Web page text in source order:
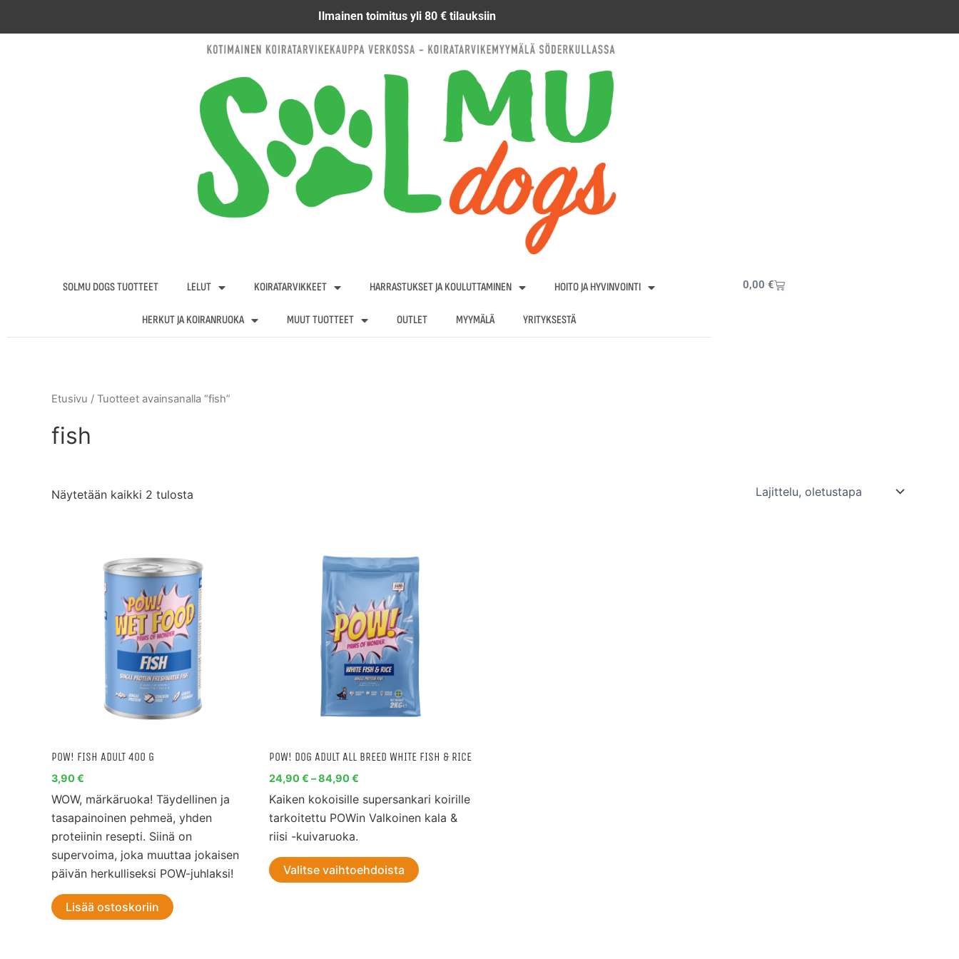
Ilmainen toimitus yli 80 € tilauksiin
SOLMU DOGS TUOTTEET LELUT KOIRATARVIKKEET HARRASTUKSET JA KOULUTTAMINEN HOITO JA HYVINVOINTI
HERKUT JA KOIRANRUOKA MUUT TUOTTEET OUTLET MYYMÄLÄ YRITYKSESTÄ
0,00 €Cart
Etusivu / Tuotteet avainsanalla “fish”
fish
Näytetään kaikki 2 tulosta
POW! FISH ADULT 400 G
3,90€
WOW, märkäruoka! Täydellinen ja
tasapainoinen pehmeä, yhden
proteiinin resepti. Siinä on
supervoima, joka muuttaa jokaisen
päivän herkulliseksi POW-juhlaksi!
Lisää ostoskoriin
POW! DOG ADULT ALL BREED WHITE FISH & RICE
24,90€ –84,90€
-
84,90 €
Kaiken kokoisille supersankari koirille
tarkoitettu POWin Valkoinen kala &
riisi -kuivaruoka.
Valitse vaihtoehdoista
tuotteella
on
muunnelma.
Voit
tehdä
tuotteen
sivulla.